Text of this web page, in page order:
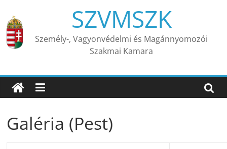
content
SZVMSZK
Személy-, Vagyonvédelmi és Magánnyomozói
Szakmai Kamara
Galéria (Pest)